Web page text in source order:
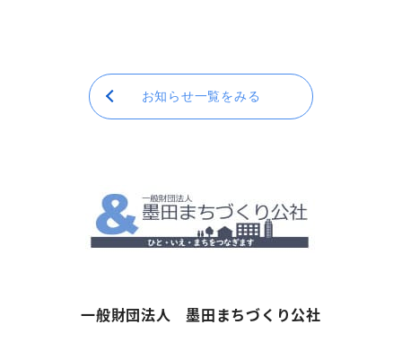
お知らせ一覧をみる
一般財団法人 墨田まちづくり公社